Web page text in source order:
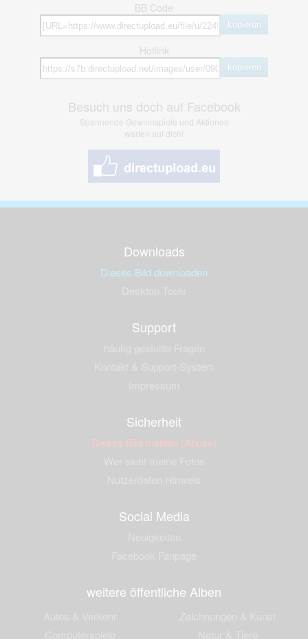
BB Code
kopieren
Hotlink
kopieren
Besuch uns doch auf Facebook
Spannende Gewinnspiele und Aktionen
warten auf dich!
Downloads
Dieses Bild downloaden
Support
Sicherheit
Dieses Bild melden (Abuse)
Social Media
weitere öffentliche Alben